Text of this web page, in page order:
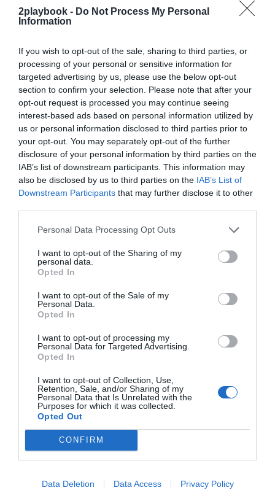
2playbook - Do Not Process My Personal
Information
If you wish to opt-out of the sale, sharing to third parties, or
processing of your personal or sensitive information for
targeted advertising by us, please use the below opt-out
section to confirm your selection. Please note that after your
opt-out request is processed you may continue seeing
interest-based ads based on personal information utilized by
us or personal information disclosed to third parties prior to
your opt-out. You may separately opt-out of the further
disclosure of your personal information by third parties on the
IAB’s list of downstream participants. This information may
also be disclosed by us to third parties on the IAB’s List of
Downstream Participants that may further disclose it to other
Personal Data Processing Opt Outs
I want to opt-out of the Sharing of my
personal data.
Opted In
I want to opt-out of the Sale of my
Personal Data.
Opted In
I want to opt-out of processing my
Personal Data for Targeted Advertising.
Opted In
I want to opt-out of Collection, Use,
Retention, Sale, and/or Sharing of my
Personal Data that Is Unrelated with the
Purposes for which it was collected.
Opted Out
CONFIRM
Data Deletion Data Access Privacy Policy
Índex 2P
Liverpool FC
Premier League
Nombramiento
FC, que con la llegada de Todd Boehly en 2022 anunció
la puesta en marcha de un hólding futbolístico al que
Sobre 2Playbook Intelligence
2Playbook Intelligencees la unidad de inteligencia
de mercado de 2Playbook, cuya plataforma de datos
monitoriza en tiempo real el negocio de más de 250
clubes de fútbol y baloncesto de toda Europa, así
como más de 19.000 contratos de patrocinio en el
mercado español, segmentados por competición,
tipología de activos, marcas, categorías de producto y
valor económico aproximado de cada acuerdo. Si
quieres más información, contacta con nosotros a
través de intelligence@2playbook.com
Añadir2Playbookcomo fuente preferida de Google
de forma gratuita
Mantente informado con las últimas noticias de actualidad.
Compartir